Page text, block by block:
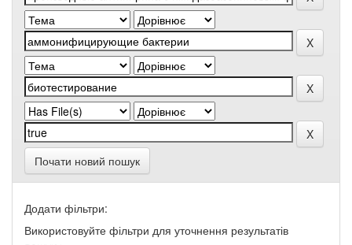
Почати новий пошук
Додати фільтри:
Використовуйте фільтри для уточнення результатів